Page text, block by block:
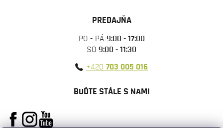
PREDAJŇA
PO - PÁ 9:00 - 17:00
SO 9:00 - 11:30
+420 703 005 016
BUĎTE STÁLE S NAMI